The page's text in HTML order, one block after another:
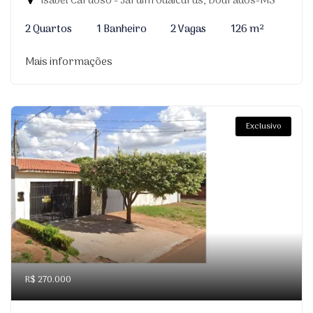
2 Quartos
1 Banheiro 2 Vagas
126 m²
Mais informações
Exclusivo
R$ 270.000